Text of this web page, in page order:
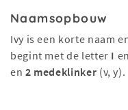
Naamsopbouw
Ivy is een korte naam
begint met de letter I
en 2 medeklinker (v, y).